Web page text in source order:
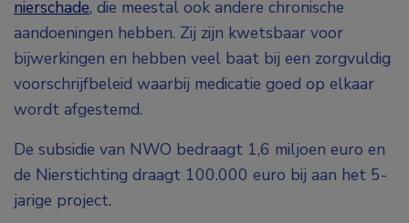
nierschade, die meestal ook andere chronische
aandoeningen hebben. Zij zijn kwetsbaar voor
bijwerkingen en hebben veel baat bij een zorgvuldig
voorschrijfbeleid waarbij medicatie goed op elkaar
wordt afgestemd.
De subsidie van NWO bedraagt 1,6 miljoen euro en
de Nierstichting draagt 100.000 euro bij aan het 5-
jarige project.